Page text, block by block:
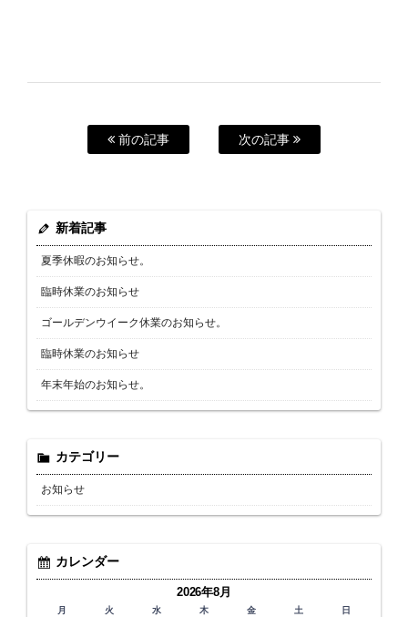
前の記事 次の記事
新着記事
夏季休暇のお知らせ。
臨時休業のお知らせ
ゴールデンウイーク休業のお知らせ。
臨時休業のお知らせ
年末年始のお知らせ。
カテゴリー
お知らせ
カレンダー
2026年8月
月 火 水 木 金 土 日